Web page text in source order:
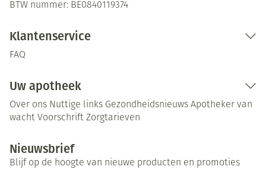
BTW nummer: BE0840119374
Klantenservice
FAQ
Uw apotheek
Over ons Nuttige links Gezondheidsnieuws Apotheker van
wacht Voorschrift Zorgtarieven
Nieuwsbrief
Blijf op de hoogte van nieuwe producten en promoties